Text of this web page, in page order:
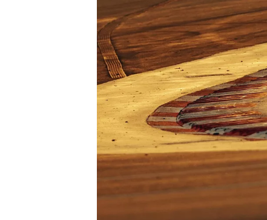
MOTOGP